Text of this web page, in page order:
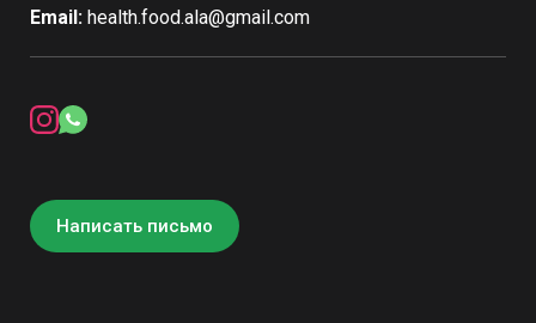
Email: health.food.ala@gmail.com
Написать письмо